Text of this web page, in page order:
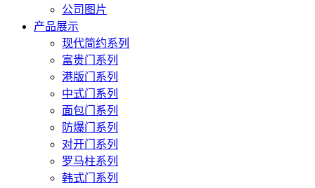
公司图片
产品展示
现代简约系列
富贵门系列
港版门系列
中式门系列
面包门系列
防爆门系列
对开门系列
罗马柱系列
韩式门系列